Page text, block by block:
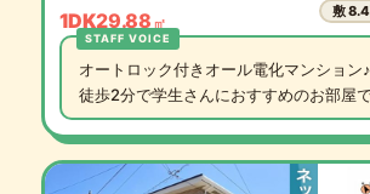
1DK29.88 ㎡
敷
オートロック付きオール電化マンション
徒歩2分で学生さんにおすすめのお部屋